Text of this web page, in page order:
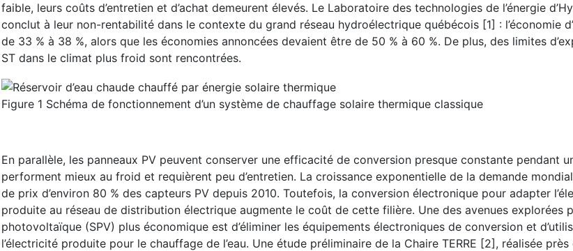
faible, leurs coûts d’entretien et d’achat demeurent élevés. Le Laboratoire des technologies de l’énergie
conclut à leur non-rentabilité dans le contexte du grand réseau hydroélectrique québécois [1] : l’économie
de 33 % à 38 %, alors que les économies annoncées devaient être de 50 % à 60 %. De plus, des limites
ST dans le climat plus froid sont rencontrées.
Figure 1 Schéma de fonctionnement d’un système de chauffage solaire thermique classique
En parallèle, les panneaux PV peuvent conserver une efficacité de conversion presque constante pendant
performent mieux au froid et requièrent peu d’entretien. La croissance exponentielle de la demande
de prix d’environ 80 % des capteurs PV depuis 2010. Toutefois, la conversion électronique pour adapter
produite au réseau de distribution électrique augmente le coût de cette filière. Une des avenues explorées
photovoltaïque (SPV) plus économique est d’éliminer les équipements électroniques de conversion et
l’électricité produite pour le chauffage de l’eau. Une étude préliminaire de la Chaire TERRE [2], réalisée